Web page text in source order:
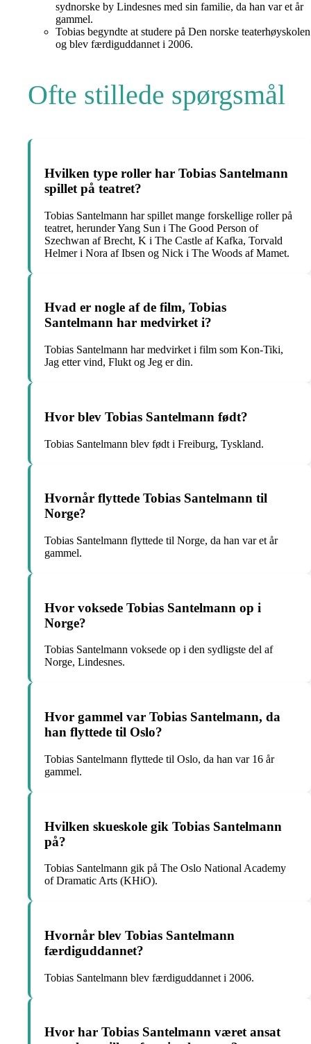
sydnorske by Lindesnes med sin familie, da han var et år
gammel.
Tobias begyndte at studere på Den norske teaterhøyskolen
og blev færdiguddannet i 2006.
Ofte stillede spørgsmål
Hvilken type roller har Tobias Santelmann
spillet på teatret?
Tobias Santelmann har spillet mange forskellige roller på
teatret, herunder Yang Sun i The Good Person of
Szechwan af Brecht, K i The Castle af Kafka, Torvald
Helmer i Nora af Ibsen og Nick i The Woods af Mamet.
Hvad er nogle af de film, Tobias
Santelmann har medvirket i?
Tobias Santelmann har medvirket i film som Kon-Tiki,
Jag etter vind, Flukt og Jeg er din.
Hvor blev Tobias Santelmann født?
Tobias Santelmann blev født i Freiburg, Tyskland.
Hvornår flyttede Tobias Santelmann til
Norge?
Tobias Santelmann flyttede til Norge, da han var et år
gammel.
Hvor voksede Tobias Santelmann op i
Norge?
Tobias Santelmann voksede op i den sydligste del af
Norge, Lindesnes.
Hvor gammel var Tobias Santelmann, da
han flyttede til Oslo?
Tobias Santelmann flyttede til Oslo, da han var 16 år
gammel.
Hvilken skueskole gik Tobias Santelmann
på?
Tobias Santelmann gik på The Oslo National Academy
of Dramatic Arts (KHiO).
Hvornår blev Tobias Santelmann
færdiguddannet?
Tobias Santelmann blev færdiguddannet i 2006.
Hvor har Tobias Santelmann været ansat